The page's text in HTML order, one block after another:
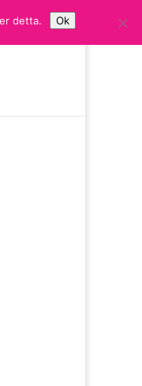
detta. Ok